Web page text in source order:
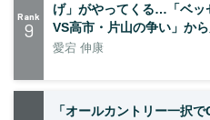
Rank
9
げ」がやってくる…「ベッ
VS高市・片山の争い」か
愛宕 伸康
「オールカントリー一択